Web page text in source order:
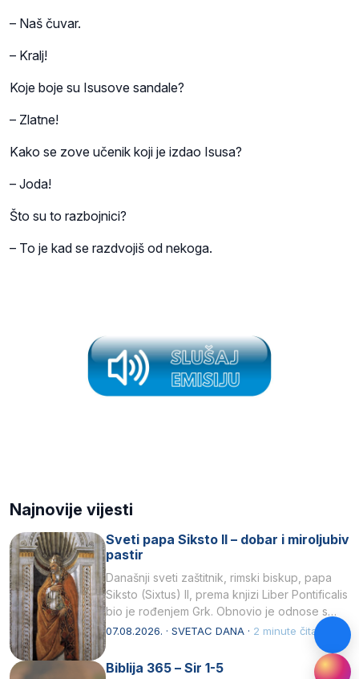
– Naš čuvar.
– Kralj!
Koje boje su Isusove sandale?
– Zlatne!
Kako se zove učenik koji je izdao Isusa?
– Joda!
Što su to razbojnici?
– To je kad se razdvojiš od nekoga.
Najnovije vijesti
Sveti papa Siksto II – dobar i miroljubiv
pastir
Današnji sveti zaštitnik, rimski biskup, papa
Siksto (Sixtus) II, prema knjizi Liber Pontificalis
bio je rođenjem Grk. Obnovio je odnose s
afričkim…
07.08.2026. · SVETAC DANA · 2 minute čitanja
Biblija 365 – Sir 1-5